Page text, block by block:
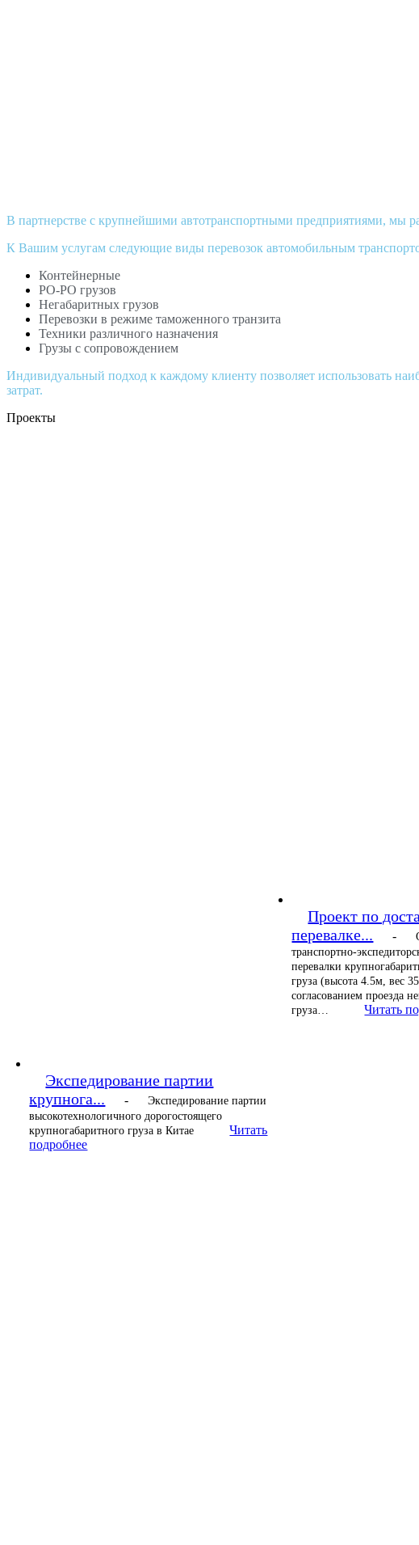
В партнерстве с крупнейшими автотранспортными предприятиями, мы
К Вашим услугам следующие виды перевозок автомобильным
Контейнерные
РО-РО грузов
Негабаритных грузов
Перевозки в режиме таможенного транзита
Техники различного назначения
Грузы с сопровождением
Индивидуальный подход к каждому клиенту позволяет использовать
затрат.
Проекты
Экспедирование партии
крупнога...
-
Экспедирование партии
высокотехнологичного дорогостоящего
крупногабаритного груза в Китае
Читать
подробнее
Проект по
перевалке...
-
транспортно-
перевалки
груза (высота 4.5м, вес
согласованием проезда
груза…
Читать